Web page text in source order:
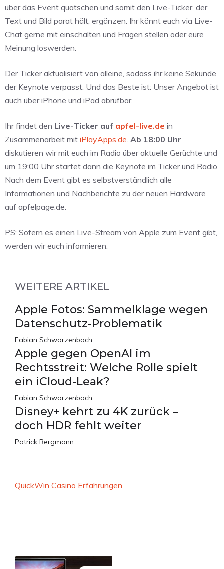
über das Event quatschen und somit den Live-Ticker, der
Text und Bild parat hält, ergänzen. Ihr könnt euch via Live-
Chat gerne mit einschalten und Fragen stellen oder eure
Meinung loswerden.
Der Ticker aktualisiert von alleine, sodass ihr keine Sekunde
der Keynote verpasst. Und das Beste ist: Unser Angebot ist
auch über iPhone und iPad abrufbar.
Ihr findet den Live-Ticker auf apfel-live.de in
Zusammenarbeit mit iPlayApps.de. Ab 18:00 Uhr
diskutieren wir mit euch im Radio über aktuelle Gerüchte und
um 19:00 Uhr startet dann die Keynote im Ticker und Radio.
Nach dem Event gibt es selbstverständlich alle
Informationen und Nachberichte zu der neuen Hardware
auf apfelpage.de.
PS: Sofern es einen Live-Stream von Apple zum Event gibt,
werden wir euch informieren.
WEITERE ARTIKEL
Apple Fotos: Sammelklage wegen
Datenschutz-Problematik
Fabian Schwarzenbach
Apple gegen OpenAI im
Rechtsstreit: Welche Rolle spielt
ein iCloud-Leak?
Fabian Schwarzenbach
Disney+ kehrt zu 4K zurück –
doch HDR fehlt weiter
Patrick Bergmann
QuickWin Casino Erfahrungen